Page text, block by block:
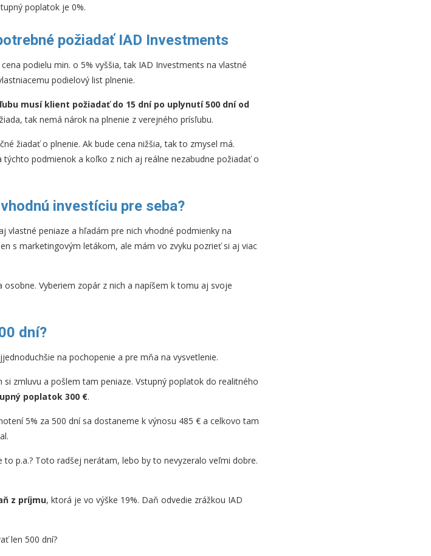
poplatok je 0%.
požiadať IAD Investments
podielu min. o 5% vyššia, tak IAD Investments na vlastné
podielový list plnenie.
musí klient požiadať do 15 dní po uplynutí 500 dní od
tak nemá nárok na plnenie z verejného prísľubu.
žiadať o plnenie. Ak bude cena nižšia, tak to zmysel má.
podmienok a koľko z nich aj reálne nezabudne požiadať o
investíciu pre seba?
peniaze a hľadám pre nich vhodné podmienky na
s marketingovým letákom, ale mám vo zvyku pozrieť si aj viac
Vyberiem zopár z nich a napíšem k tomu aj svoje
dní?
na pochopenie a pre mňa na vysvetlenie.
si zmluvu a pošlem tam peniaze. Vstupný poplatok do realitného
poplatok 300 €.
5% za 500 dní sa dostaneme k výnosu 485 € a celkovo tam
to p.a.? Toto radšej nerátam, lebo by to nevyzeralo veľmi dobre.
z príjmu, ktorá je vo výške 19%. Daň odvedie zrážkou IAD
len 500 dní?